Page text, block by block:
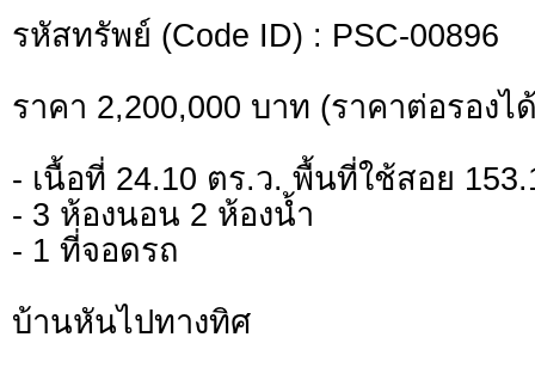
รหัสทรัพย์ (Code ID) : PSC-00896
ราคา 2,200,000 บาท (ราคาต่อรองไ
- เนื้อที่ 24.10 ตร.ว. พื้นที่ใช้สอย
- 3 ห้องนอน 2 ห้องน้ำ
- 1 ที่จอดรถ
บ้านหันไปทางทิศ